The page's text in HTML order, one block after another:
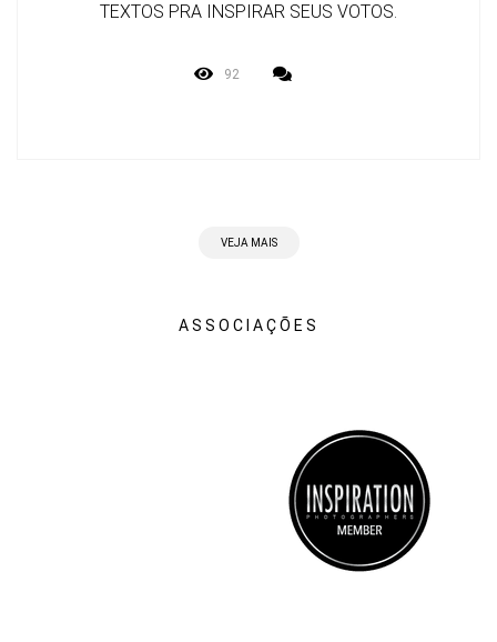
TEXTOS PRA INSPIRAR SEUS VOTOS.
92
VEJA MAIS
ASSOCIAÇÕES